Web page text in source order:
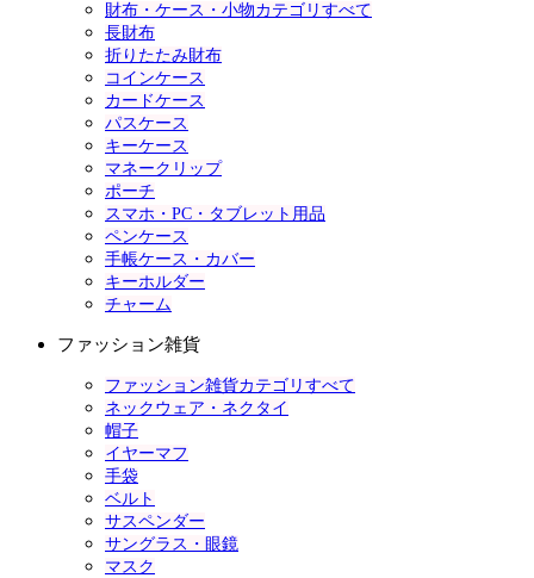
財布・ケース・小物カテゴリすべて
長財布
折りたたみ財布
コインケース
カードケース
パスケース
キーケース
マネークリップ
ポーチ
スマホ・PC・タブレット用品
ペンケース
手帳ケース・カバー
キーホルダー
チャーム
ファッション雑貨
ファッション雑貨カテゴリすべて
ネックウェア・ネクタイ
帽子
イヤーマフ
手袋
ベルト
サスペンダー
サングラス・眼鏡
マスク